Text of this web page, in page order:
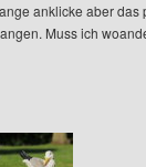
anklicke aber das
Muss ich